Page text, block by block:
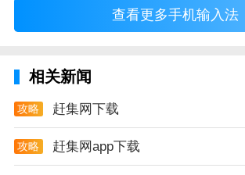
查看更多手机输入法
相关新闻
攻略 赶集网下载
攻略 赶集网app下载